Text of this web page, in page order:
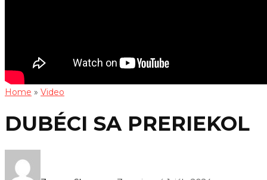
Home » Video
DUBÉCI SA PRERIEKOL